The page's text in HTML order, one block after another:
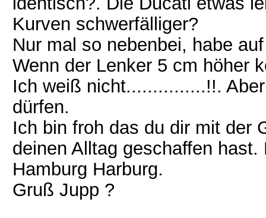
Kurven schwerfälliger?
Nur mal so nebenbei, habe
Wenn der Lenker 5 cm höher
Ich weiß nicht...............!!.
dürfen.
Ich bin froh das du dir mit der
deinen Alltag geschaffen
Hamburg Harburg.
Gruß Jupp ?